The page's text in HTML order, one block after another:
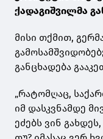
ქადაგიშვილმა
მისი თქმით,
განცხადება
„რატომღაც,
იმ დასკვნამდე
ეძებს ვინ